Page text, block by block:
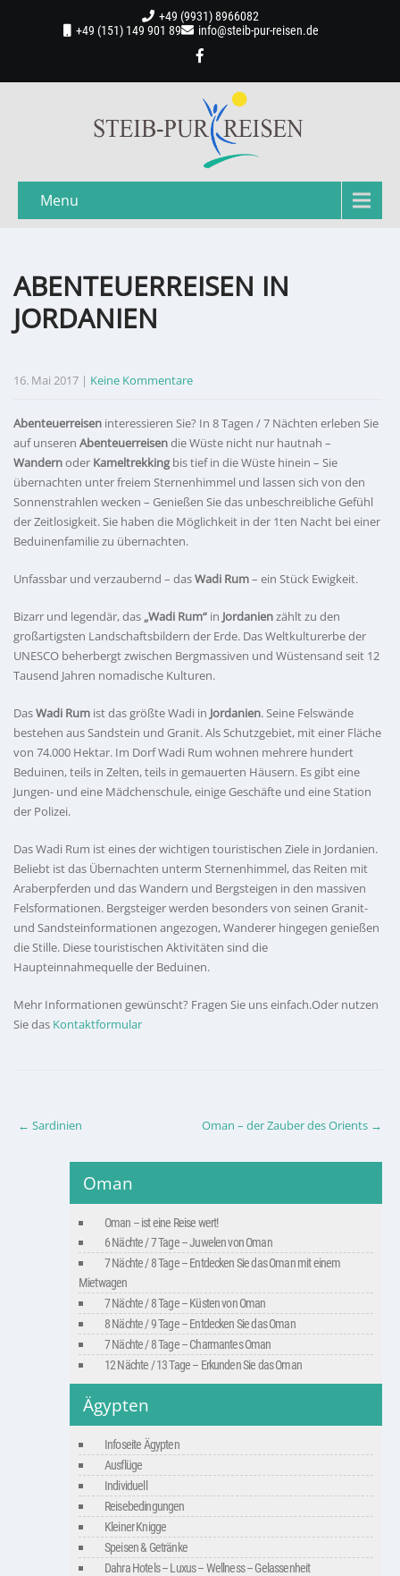
+49 (9931) 8966082
+49 (151) 149 901 89
info@steib-pur-reisen.de
Menu
ABENTEUERREISEN IN
JORDANIEN
16. Mai 2017 | Keine Kommentare
Abenteuerreisen interessieren Sie? In 8 Tagen / 7 Nächten erleben Sie
auf unseren Abenteuerreisendie Wüste nicht nur hautnah –
Wandernoder Kameltrekkingbis tief in die Wüste hinein – Sie
übernachten unter freiem Sternenhimmel und lassen sich von den
Sonnenstrahlen wecken – Genießen Sie das unbeschreibliche Gefühl
der Zeitlosigkeit. Sie haben die Möglichkeit in der 1ten Nacht bei einer
Beduinenfamilie zu übernachten.
Unfassbar und verzaubernd – dasWadi Rum– ein Stück Ewigkeit.
Bizarr und legendär, das „Wadi Rum“ in Jordanienzählt zu den
großartigsten Landschaftsbildern der Erde. Das Weltkulturerbe der
UNESCO beherbergt zwischen Bergmassiven und Wüstensand seit 12
Tausend Jahren nomadische Kulturen.
DasWadi Rum ist das größte Wadi in Jordanien. Seine Felswände
bestehen aus Sandstein und Granit. Als Schutzgebiet, mit einer Fläche
von 74.000 Hektar. Im Dorf Wadi Rum wohnen mehrere hundert
Beduinen, teils in Zelten, teils in gemauerten Häusern. Es gibt eine
Jungen- und eine Mädchenschule, einige Geschäfte und eine Station
der Polizei.
Das Wadi Rum ist eines der wichtigen touristischen Ziele in Jordanien.
Beliebt ist das Übernachten unterm Sternenhimmel, das Reiten mit
Araberpferden und das Wandern und Bergsteigen in den massiven
Felsformationen. Bergsteiger werden besonders von seinen Granit-
und Sandsteinformationen angezogen, Wanderer hingegen genießen
die Stille. Diese touristischen Aktivitäten sind die
Haupteinnahmequelle der Beduinen.
Mehr Informationen gewünscht? Fragen Sie uns einfach.Oder nutzen
Sie das Kontaktformular
navigation
← Sardinien Oman – der Zauber des Orients →
Oman
Oman – ist eine Reise wert!
6 Nächte / 7 Tage – Juwelen von Oman
7 Nächte / 8 Tage – Entdecken Sie das Oman mit einem
Mietwagen
7 Nächte / 8 Tage – Küsten von Oman
8 Nächte / 9 Tage – Entdecken Sie das Oman
7 Nächte / 8 Tage – Charmantes Oman
12 Nächte / 13 Tage – Erkunden Sie das Oman
Ägypten
Infoseite Ägypten
Ausflüge
Individuell
Reisebedingungen
Kleiner Knigge
Speisen & Getränke
Dahra Hotels – Luxus – Wellness – Gelassenheit